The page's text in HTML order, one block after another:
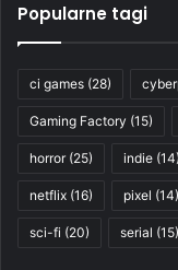
Popularne tagi
ci games (28)
Gaming Factory (15)
horror(25) indie (14)
netflix (16) pixel (14)
sci-fi (20) serial (15)